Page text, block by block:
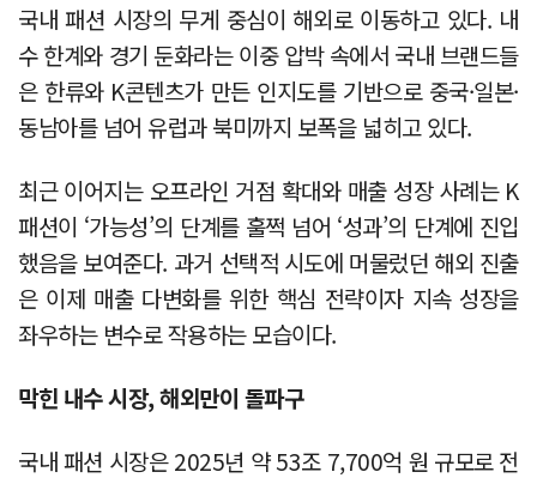
국내 패션 시장의 무게 중심이 해외로 이동하고 있다. 내
수 한계와 경기 둔화라는 이중 압박 속에서 국내 브랜드들
은 한류와 K콘텐츠가 만든 인지도를 기반으로 중국·일본·
동남아를 넘어 유럽과 북미까지 보폭을 넓히고 있다.
최근 이어지는 오프라인 거점 확대와 매출 성장 사례는 K
패션이 ‘가능성’의 단계를 훌쩍 넘어 ‘성과’의 단계에 진입
했음을 보여준다. 과거 선택적 시도에 머물렀던 해외 진출
은 이제 매출 다변화를 위한 핵심 전략이자 지속 성장을
좌우하는 변수로 작용하는 모습이다.
막힌 내수 시장, 해외만이 돌파구
국내 패션 시장은 2025년 약 53조 7,700억 원 규모로 전